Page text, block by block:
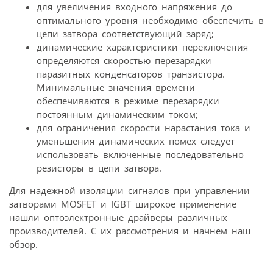
для увеличения входного напряжения до
оптимального уровня необходимо обеспечить в
цепи затвора соответствующий заряд;
динамические характеристики переключения
определяются скоростью перезарядки
паразитных конденсаторов транзистора.
Минимальные значения времени
обеспечиваются в режиме перезарядки
постоянным динамическим током;
для ограничения скорости нарастания тока и
уменьшения динамических помех следует
использовать включенные последовательно
резисторы в цепи затвора.
Для надежной изоляции сигналов при управлении
затворами MOSFET и IGBT широкое применение
нашли оптоэлектронные драйверы различных
производителей. С их рассмотрения и начнем наш
обзор.